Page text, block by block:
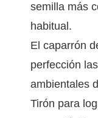
semilla más
habitual.
El caparrón
perfección
ambientales
Tirón para